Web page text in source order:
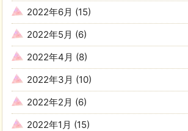
2022年6月 (15)
2022年5月 (6)
2022年4月 (8)
2022年3月 (10)
2022年2月 (6)
2022年1月 (15)